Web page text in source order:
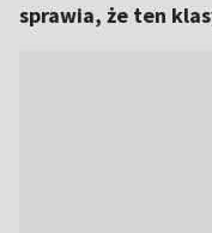
sprawia, że ten